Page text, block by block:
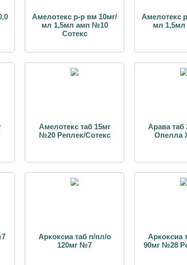
Амелотекс р-р вм 10мг/
мл 1,5мл амп №10
Сотекс
Амелотекс
мл
Амелотекс таб 15мг
№20 Реплек/Сотекс
Арава
Опелла
Аркоксиа таб п/пл/о
120мг №7
Аркоксиа
90мг №28